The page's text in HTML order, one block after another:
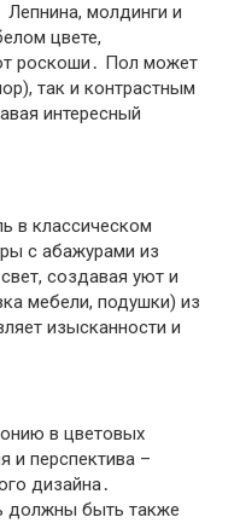
молдинги и
цвете,
роскоши․ Пол может
так и контрастным
интересный
в классическом
с абажурами из
создавая уют и
мебели, подушки) из
изысканности и
в цветовых
и перспектива –
дизайна․
должны быть также